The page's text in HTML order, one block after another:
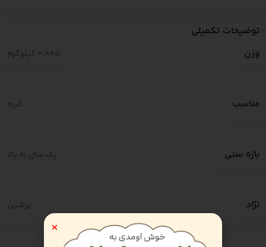
توضیحات تکمیلی
وزن
0.085 کیلوگرم
مناسب گربه
بازه سنی یک سال به بالا
نژاد پرشین